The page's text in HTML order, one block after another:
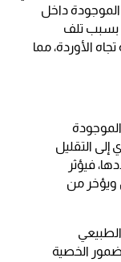
الموجودة داخل
بسبب تلف
الأوردة، مما
الموجودة
التقليل
فيؤثر
ويؤخر من
الخصية